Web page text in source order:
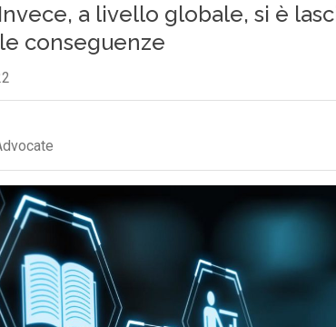
a livello globale, si è
conseguenze